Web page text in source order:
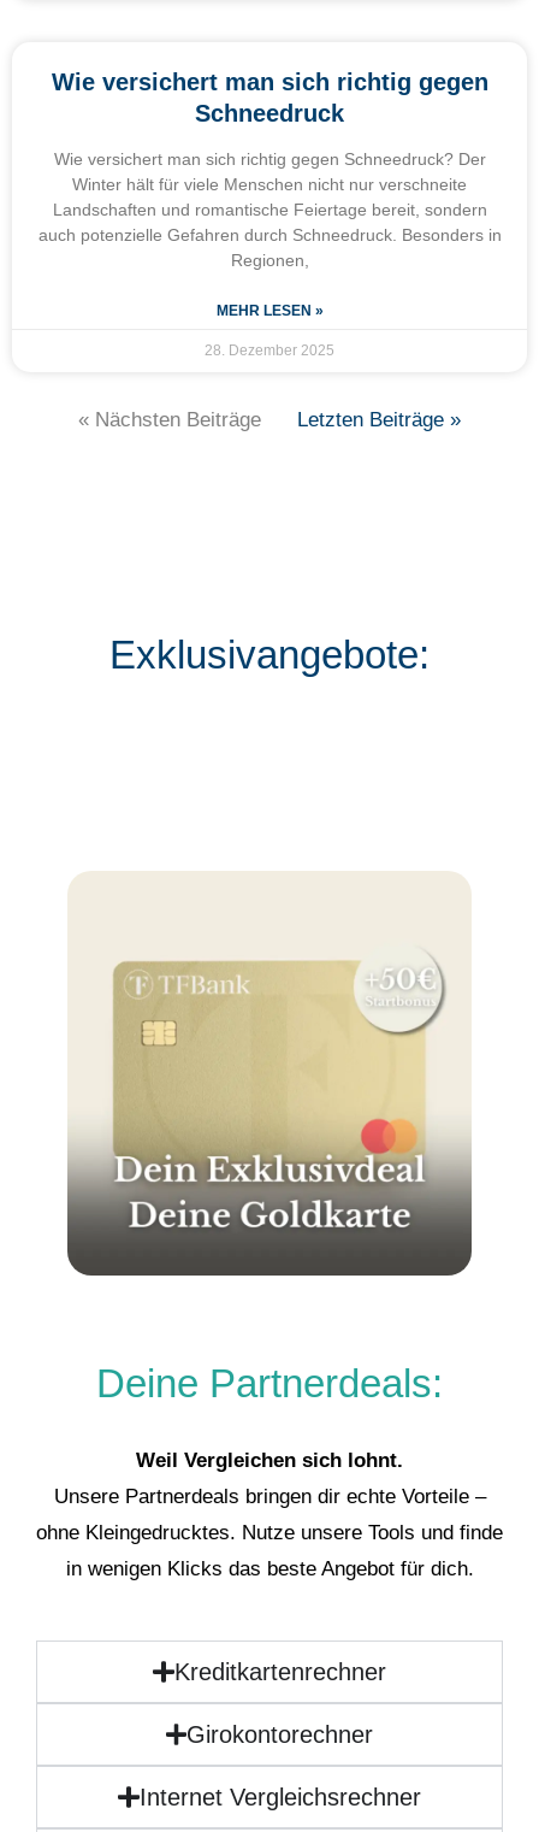
Wie versichert man sich richtig gegen
Schneedruck
Wie versichert man sich richtig gegen Schneedruck? Der
Winter hält für viele Menschen nicht nur verschneite
Landschaften und romantische Feiertage bereit, sondern
auch potenzielle Gefahren durch Schneedruck. Besonders in
Regionen,
MEHR LESEN »
28. Dezember 2025
« Nächsten Beiträge Letzten Beiträge »
Exklusivangebote:
Deine Partnerdeals:
Weil Vergleichen sich lohnt.
Unsere Partnerdeals bringen dir echte Vorteile –
ohne Kleingedrucktes. Nutze unsere Tools und finde
in wenigen Klicks das beste Angebot für dich.
Kreditkartenrechner
Girokontorechner
Internet Vergleichsrechner